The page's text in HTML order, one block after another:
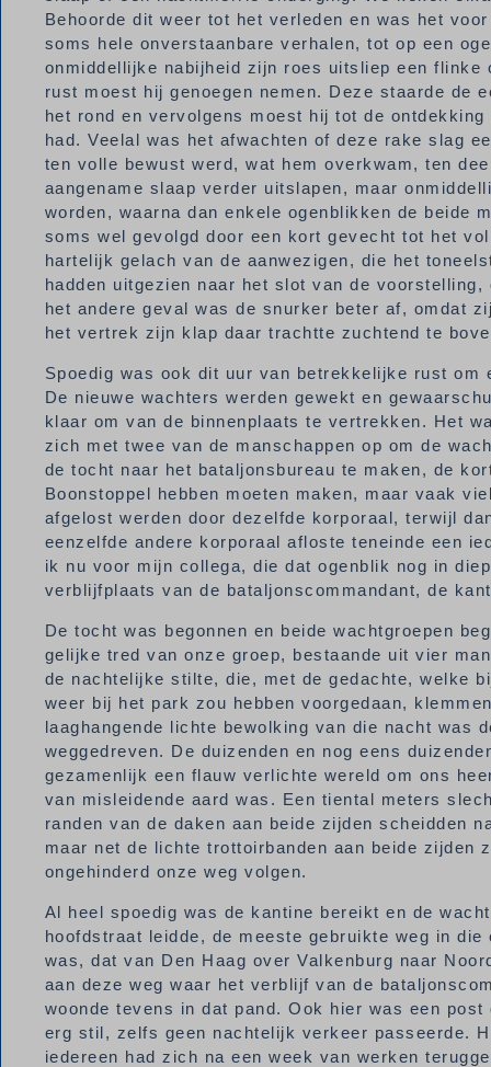
Behoorde dit weer tot het verleden en was het
soms hele onverstaanbare verhalen, tot op een
onmiddellijke nabijheid zijn roes uitsliep een
rust moest hij genoegen nemen. Deze staarde de
het rond en vervolgens moest hij tot de
had. Veelal was het afwachten of deze rake slag
ten volle bewust werd, wat hem overkwam, ten
aangename slaap verder uitslapen, maar
worden, waarna dan enkele ogenblikken de beide
soms wel gevolgd door een kort gevecht tot het
hartelijk gelach van de aanwezigen, die het
hadden uitgezien naar het slot van de
het andere geval was de snurker beter af, omdat
het vertrek zijn klap daar trachtte zuchtend te
Spoedig was ook dit uur van betrekkelijke rust
De nieuwe wachters werden gewekt en
klaar om van de binnenplaats te vertrekken. Het
zich met twee van de manschappen op om de
de tocht naar het bataljonsbureau te maken, de
Boonstoppel hebben moeten maken, maar vaak
afgelost werden door dezelfde korporaal, terwijl
eenzelfde andere korporaal afloste teneinde een
ik nu voor mijn collega, die dat ogenblik nog in
verblijfplaats van de bataljonscommandant, de
De tocht was begonnen en beide wachtgroepen
gelijke tred van onze groep, bestaande uit vier
de nachtelijke stilte, die, met de gedachte, welke
weer bij het park zou hebben voorgedaan,
laaghangende lichte bewolking van die nacht was
weggedreven. De duizenden en nog eens
gezamenlijk een flauw verlichte wereld om ons
van misleidende aard was. Een tiental meters
randen van de daken aan beide zijden scheidden
maar net de lichte trottoirbanden aan beide zijden
ongehinderd onze weg volgen.
Al heel spoedig was de kantine bereikt en de
hoofdstraat leidde, de meeste gebruikte weg in
was, dat van Den Haag over Valkenburg naar
aan deze weg waar het verblijf van de
woonde tevens in dat pand. Ook hier was een
erg stil, zelfs geen nachtelijk verkeer passeerde.
iedereen had zich na een week van werken